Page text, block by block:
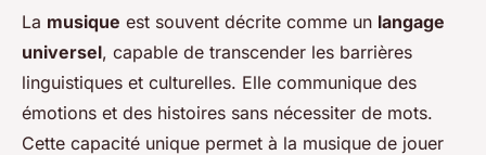
La musique est souvent décrite comme un langage
universel, capable de transcender les barrières
linguistiques et culturelles. Elle communique des
émotions et des histoires sans nécessiter de mots.
Cette capacité unique permet à la musique de jouer